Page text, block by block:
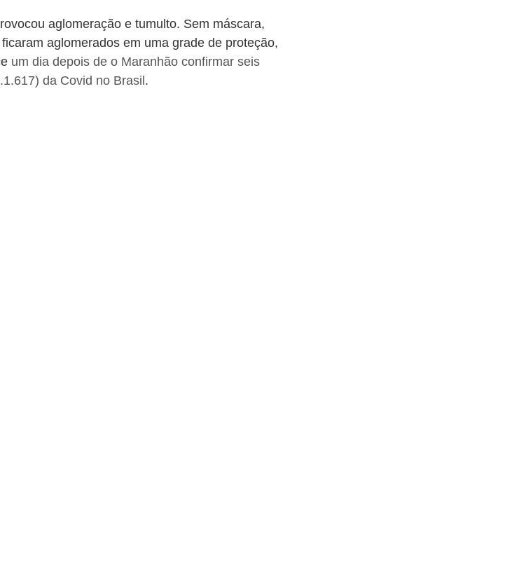
aglomeração e tumulto. Sem máscara,
aglomerados em uma grade de proteção,
um dia depois de o Maranhão confirmar seis
da Covid no Brasil .